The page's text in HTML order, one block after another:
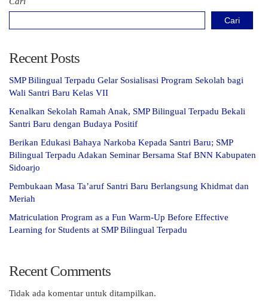
Cari
Recent Posts
SMP Bilingual Terpadu Gelar Sosialisasi Program Sekolah bagi
Wali Santri Baru Kelas VII
Kenalkan Sekolah Ramah Anak, SMP Bilingual Terpadu Bekali
Santri Baru dengan Budaya Positif
Berikan Edukasi Bahaya Narkoba Kepada Santri Baru; SMP
Bilingual Terpadu Adakan Seminar Bersama Staf BNN Kabupaten
Sidoarjo
Pembukaan Masa Ta’aruf Santri Baru Berlangsung Khidmat dan
Meriah
Matriculation Program as a Fun Warm-Up Before Effective
Learning for Students at SMP Bilingual Terpadu
Recent Comments
Tidak ada komentar untuk ditampilkan.